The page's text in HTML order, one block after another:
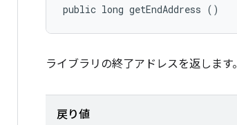
public long getEndAddress ()
ライブラリの終了アドレスを返します。
戻り値